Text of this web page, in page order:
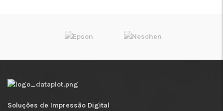
Soluções de Impressão Digital